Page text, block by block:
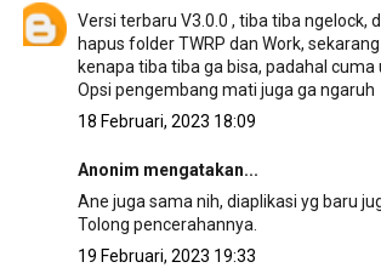
Versi terbaru V3.0.0 , tiba tiba ngelock,
hapus folder TWRP dan Work,
kenapa tiba tiba ga bisa, padahal cuma
Opsi pengembang mati juga ga ngaruh
18 Februari, 2023 18:09
Anonim mengatakan...
Ane juga sama nih, diaplikasi yg baru
Tolong pencerahannya.
19 Februari, 2023 19:33